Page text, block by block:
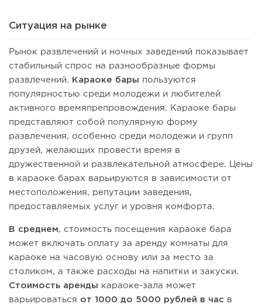
Ситуация на рынке
Рынок развлечений и ночных заведений показывает
стабильный спрос на разнообразные формы
развлечений.
Караоке бары пользуются
популярностью среди молодежи и любителей
активного времяпрепровождения. Караоке бары
представляют собой популярную форму
развлечения, особенно среди молодежи и групп
друзей, желающих провести время в
дружественной и развлекательной атмосфере. Цены
в караоке барах варьируются в зависимости от
местоположения, репутации заведения,
предоставляемых услуг и уровня комфорта.
В среднем, стоимость посещения караоке бара
может включать оплату за аренду комнаты для
караоке на часовую основу или за место за
столиком, а также расходы на напитки и закуски.
Стоимость аренды караоке-зала может
варьироваться от 1000 до 5000 рублей в час в